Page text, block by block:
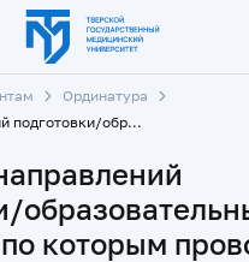
Ординатура
Перечень направлений подготовки/образовательных программ, по которым проводится прием
которым